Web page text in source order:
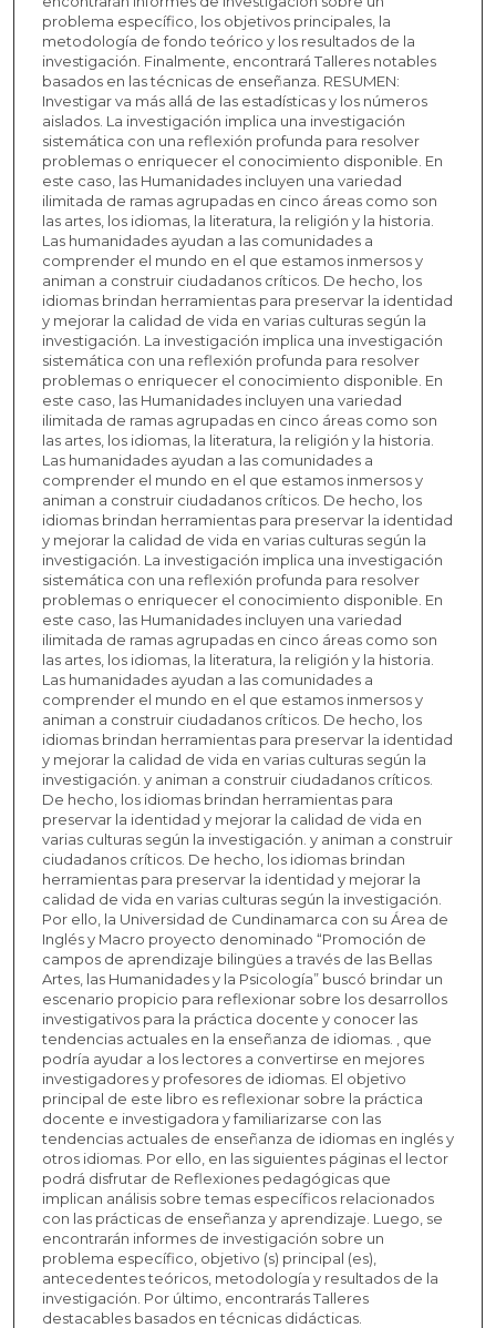
problema específico, los objetivos principales, la
metodología de fondo teórico y los resultados de la
investigación. Finalmente, encontrará Talleres notables
basados en las técnicas de enseñanza. RESUMEN:
Investigar va más allá de las estadísticas y los números
aislados. La investigación implica una investigación
sistemática con una reflexión profunda para resolver
problemas o enriquecer el conocimiento disponible. En
este caso, las Humanidades incluyen una variedad
ilimitada de ramas agrupadas en cinco áreas como son
las artes, los idiomas, la literatura, la religión y la historia.
Las humanidades ayudan a las comunidades a
comprender el mundo en el que estamos inmersos y
animan a construir ciudadanos críticos. De hecho, los
idiomas brindan herramientas para preservar la identidad
y mejorar la calidad de vida en varias culturas según la
investigación. La investigación implica una investigación
sistemática con una reflexión profunda para resolver
problemas o enriquecer el conocimiento disponible. En
este caso, las Humanidades incluyen una variedad
ilimitada de ramas agrupadas en cinco áreas como son
las artes, los idiomas, la literatura, la religión y la historia.
Las humanidades ayudan a las comunidades a
comprender el mundo en el que estamos inmersos y
animan a construir ciudadanos críticos. De hecho, los
idiomas brindan herramientas para preservar la identidad
y mejorar la calidad de vida en varias culturas según la
investigación. La investigación implica una investigación
sistemática con una reflexión profunda para resolver
problemas o enriquecer el conocimiento disponible. En
este caso, las Humanidades incluyen una variedad
ilimitada de ramas agrupadas en cinco áreas como son
las artes, los idiomas, la literatura, la religión y la historia.
Las humanidades ayudan a las comunidades a
comprender el mundo en el que estamos inmersos y
animan a construir ciudadanos críticos. De hecho, los
idiomas brindan herramientas para preservar la identidad
y mejorar la calidad de vida en varias culturas según la
investigación. y animan a construir ciudadanos críticos.
De hecho, los idiomas brindan herramientas para
preservar la identidad y mejorar la calidad de vida en
varias culturas según la investigación. y animan a construir
ciudadanos críticos. De hecho, los idiomas brindan
herramientas para preservar la identidad y mejorar la
calidad de vida en varias culturas según la investigación.
Por ello, la Universidad de Cundinamarca con su Área de
Inglés y Macro proyecto denominado “Promoción de
campos de aprendizaje bilingües a través de las Bellas
Artes, las Humanidades y la Psicología” buscó brindar un
escenario propicio para reflexionar sobre los desarrollos
investigativos para la práctica docente y conocer las
tendencias actuales en la enseñanza de idiomas. , que
podría ayudar a los lectores a convertirse en mejores
investigadores y profesores de idiomas. El objetivo
principal de este libro es reflexionar sobre la práctica
docente e investigadora y familiarizarse con las
tendencias actuales de enseñanza de idiomas en inglés y
otros idiomas. Por ello, en las siguientes páginas el lector
podrá disfrutar de Reflexiones pedagógicas que
implican análisis sobre temas específicos relacionados
con las prácticas de enseñanza y aprendizaje. Luego, se
encontrarán informes de investigación sobre un
problema específico, objetivo (s) principal (es),
antecedentes teóricos, metodología y resultados de la
investigación. Por último, encontrarás Talleres
destacables basados en técnicas didácticas.